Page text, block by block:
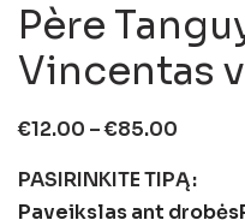
Père
Vincentas
€12.00 –€85.00
PASIRINKITE TIPĄ
Paveikslas ant drobės